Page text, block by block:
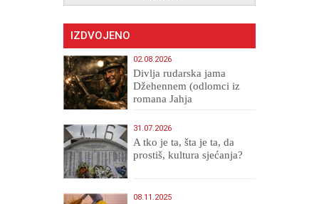
IZDVOJENO
02.08.2026
Divlja rudarska jama
Džehennem (odlomci iz
romana Jahja
31.07.2026
A tko je ta, šta je ta, da
prostiš, kultura sjećanja?
08.11.2025